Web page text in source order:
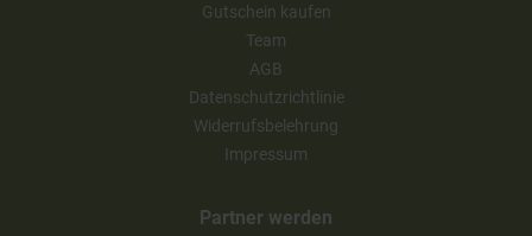
Gutschein kaufen
Team
AGB
Datenschutzrichtlinie
Widerrufsbelehrung
Impressum
Partner werden